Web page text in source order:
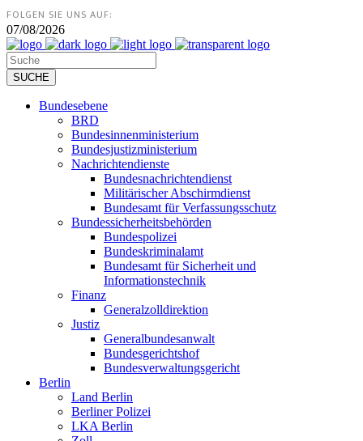
FOLGEN SIE UNS AUF:
07/08/2026
Bundesebene
BRD
Bundesinnenministerium
Bundesjustizministerium
Nachrichtendienste
Bundesnachrichtendienst
Militärischer Abschirmdienst
Bundesamt für Verfassungsschutz
Bundessicherheitsbehörden
Bundespolizei
Bundeskriminalamt
Bundesamt für Sicherheit und
Informationstechnik
Finanz
Generalzolldirektion
Justiz
Generalbundesanwalt
Bundesgerichtshof
Bundesverwaltungsgericht
Berlin
Land Berlin
Berliner Polizei
LKA Berlin